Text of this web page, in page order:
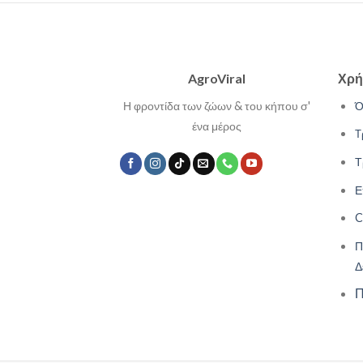
AgroViral
Η φροντίδα των ζώων & του κήπου σ'
ένα μέρος